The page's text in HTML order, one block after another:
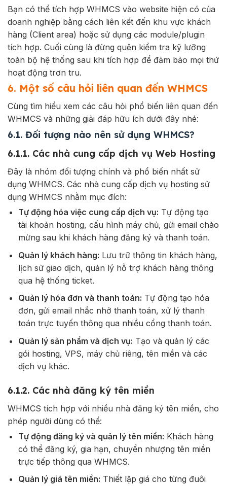
Bạn có thể tích hợp WHMCS vào website hiện có của
doanh nghiệp bằng cách liên kết đến khu vực khách
hàng (Client area) hoặc sử dụng các module/plugin
tích hợp. Cuối cùng là đừng quên kiểm tra kỹ lưỡng
toàn bộ hệ thống sau khi tích hợp để đảm bảo mọi thứ
hoạt động trơn tru.
6. Một số câu hỏi liên quan đến WHMCS
Cùng tìm hiểu xem các câu hỏi phổ biến liên quan đến
WHMCS và những giải đáp hữu ích dưới đây nhé:
6.1. Đối tượng nào nên sử dụng WHMCS?
6.1.1. Các nhà cung cấp dịch vụ Web Hosting
Đây là nhóm đối tượng chính và phổ biến nhất sử
dụng WHMCS. Các nhà cung cấp dịch vụ hosting sử
dụng WHMCS nhằm mục đích:
Tự động hóa việc cung cấp dịch vụ: Tự động tạo
tài khoản hosting, cấu hình máy chủ, gửi email chào
mừng sau khi khách hàng đăng ký và thanh toán.
Quản lý khách hàng: Lưu trữ thông tin khách hàng,
lịch sử giao dịch, quản lý hỗ trợ khách hàng thông
qua hệ thống ticket.
Quản lý hóa đơn và thanh toán: Tự động tạo hóa
đơn, gửi email nhắc nhở thanh toán, xử lý thanh
toán trực tuyến thông qua nhiều cổng thanh toán.
Quản lý sản phẩm và dịch vụ: Tạo và quản lý các
gói hosting, VPS, máy chủ riêng, tên miền và các
dịch vụ khác.
6.1.2. Các nhà đăng ký tên miền
WHMCS tích hợp với nhiều nhà đăng ký tên miền, cho
phép người dùng có thể:
Tự động đăng ký và quản lý tên miền: Khách hàng
có thể đăng ký, gia hạn, chuyển nhượng tên miền
trực tiếp thông qua WHMCS.
Quản lý giá tên miền: Thiết lập giá cho từng đuôi